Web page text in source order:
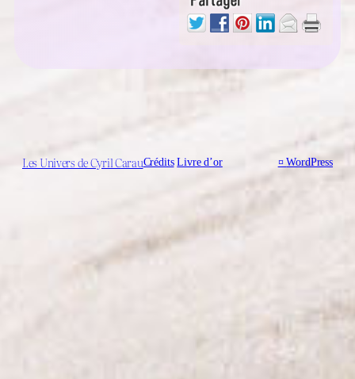
Les Univers de Cyril CarauCrédits Livre d’or ¤WordPress